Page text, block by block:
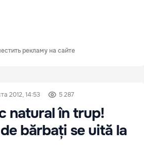
рекламу на сайте
2012, 14:53 5 287
natural în trup!
bărbați se uită la